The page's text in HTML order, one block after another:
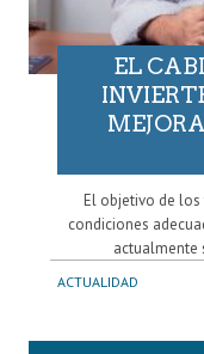
EL
El objetivo de
condiciones
actualmente
ACTUALIDAD